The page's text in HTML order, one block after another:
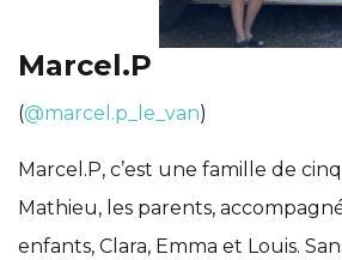
Marcel.P
(@marcel.p_le_van)
Marcel.P, c’est une famille de
Mathieu, les parents,
enfants, Clara, Emma et Louis.